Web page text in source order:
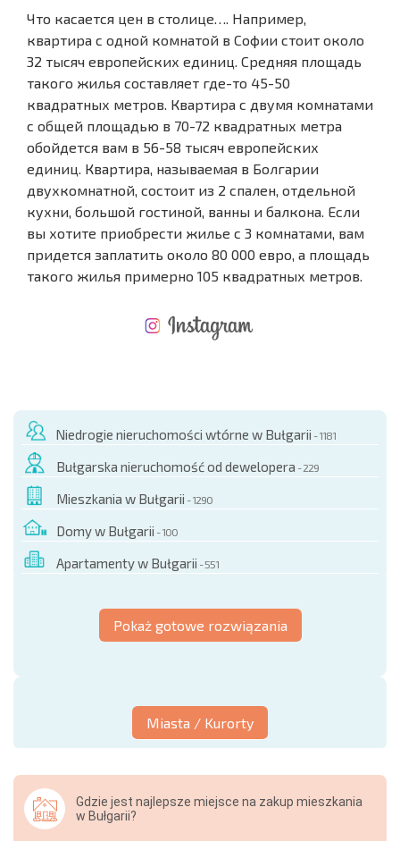
Что касается цен в столице…. Например,
квартира с одной комнатой в Софии стоит около
32 тысяч европейских единиц. Средняя площадь
такого жилья составляет где-то 45-50
квадратных метров. Квартира с двумя комнатами
с общей площадью в 70-72 квадратных метра
обойдется вам в 56-58 тысяч европейских
единиц. Квартира, называемая в Болгарии
двухкомнатной, состоит из 2 спален, отдельной
кухни, большой гостиной, ванны и балкона. Если
вы хотите приобрести жилье с 3 комнатами, вам
придется заплатить около 80 000 евро, а площадь
такого жилья примерно 105 квадратных метров.
Niedrogie nieruchomości wtórne w Bułgarii - 1181
Bułgarska nieruchomość od dewelopera - 229
Mieszkania w Bułgarii - 1290
Domy w Bułgarii - 100
Apartamenty w Bułgarii - 551
Pokaż gotowe rozwiązania
Miasta / Kurorty
Gdzie jest najlepsze miejsce na zakup mieszkania
w Bułgarii?